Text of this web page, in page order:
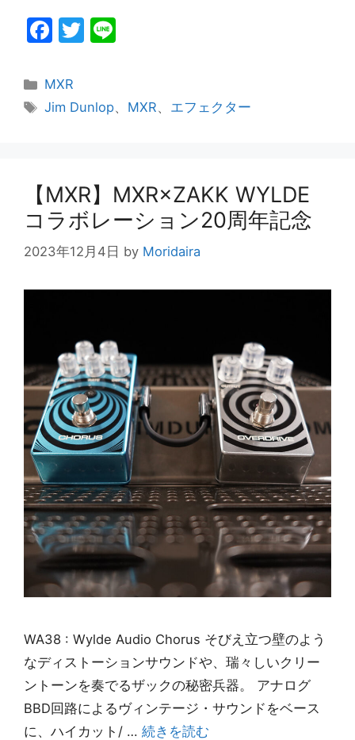
F
c
e
o
k
T
er
カ
テ
MXR
タ
Jim Dunlop、 MXR、 エフェクター
【MXR】MXR×ZAKK WYLDE
コラボレーション20周年記念
2023年12月4日 by Moridaira
WA38 : Wylde Audio Chorus そびえ立つ壁のよう
なディストーションサウンドや、瑞々しいクリー
ントーンを奏でるザックの秘密兵器。 アナログ
BBD回路によるヴィンテージ・サウンドをベース
に、ハイカット/ … 続きを読む